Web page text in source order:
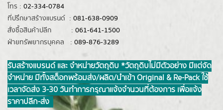
โทร : 02-334-0784
ที่ปรึกษาสร้างแบรนด์ : 081-638-0909
สั่งซื้อสินค้าปลีก : 061-641-1500
ฝ่ายทรัพยากรบุคคล : 089-876-3289
รับสร้างแบรนด์ และ จำหน่ายวัตถุดิบ *วัตถุดิบไม่มีตัวอย่าง มีแต่จัด
จำหน่าย มีทั้งสต็อกพร้อมส่ง/ผลิต/นำเข้า Original & Re-Pack ใช้
เวลาจัดส่ง 3-30 วันทำการ กรุณาแจ้งจำนวนที่ต้องการ เพื่อแจ้ง
ราคาปลีก-ส่ง